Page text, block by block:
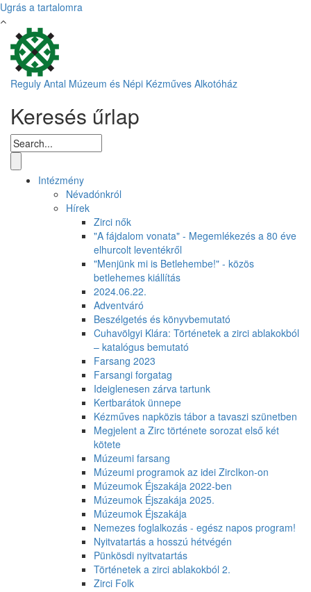
Ugrás a tartalomra
Reguly Antal Múzeum és Népi Kézműves Alkotóház
Keresés űrlap
Intézmény
Névadónkról
Hírek
Zirci nők
"A fájdalom vonata" - Megemlékezés a 80 éve
elhurcolt leventékről
"Menjünk mi is Betlehembe!" - közös
betlehemes kiállítás
2024.06.22.
Adventváró
Beszélgetés és könyvbemutató
Cuhavölgyi Klára: Történetek a zirci ablakokból
– katalógus bemutató
Farsang 2023
Farsangi forgatag
Ideiglenesen zárva tartunk
Kertbarátok ünnepe
Kézműves napközis tábor a tavaszi szünetben
Megjelent a Zirc története sorozat első két
kötete
Múzeumi farsang
Múzeumi programok az idei ZircIkon-on
Múzeumok Éjszakája 2022-ben
Múzeumok Éjszakája 2025.
Múzeumok Éjszakája
Nemezes foglalkozás - egész napos program!
Nyitvatartás a hosszú hétvégén
Pünkösdi nyitvatartás
Történetek a zirci ablakokból 2.
Zirci Folk